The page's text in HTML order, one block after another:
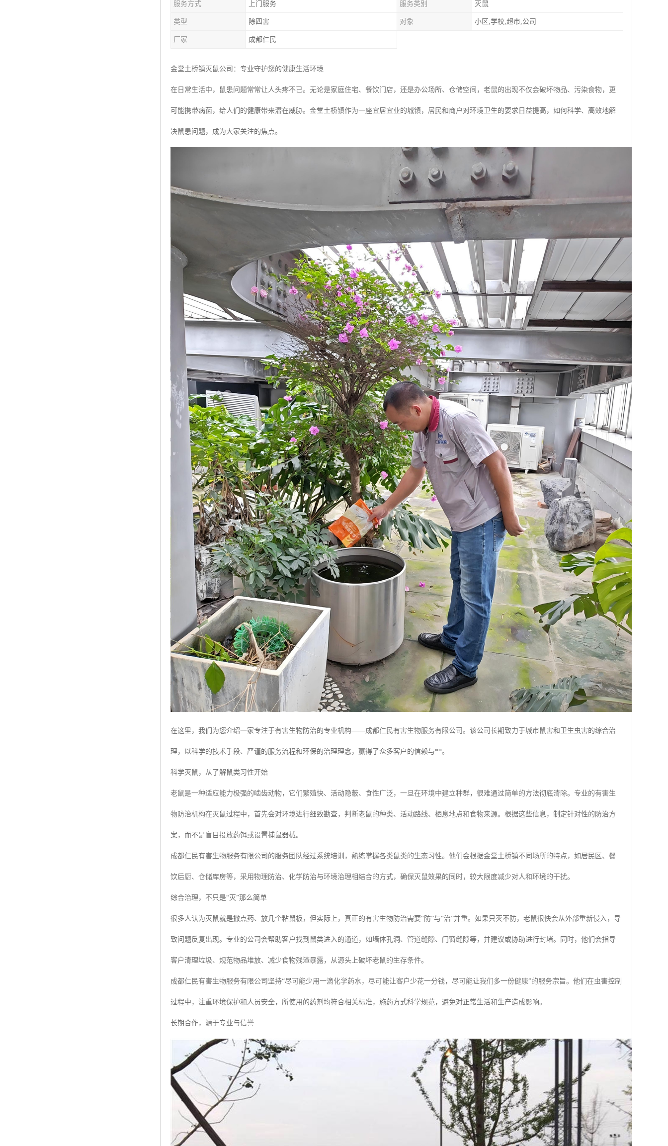
服务方式 上门服务 服务类别 灭鼠
类型 除四害 对象 小区,学校,超市,公司
厂家 成都仁民
金堂土桥镇灭鼠公司：专业守护您的健康生活环境
在日常生活中，鼠患问题常常让人头疼不已。无论是家庭住宅、餐饮门店，还是办公场所、仓储空间，老鼠的出现不仅会破坏物品、污染食物，更
可能携带病菌，给人们的健康带来潜在威胁。金堂土桥镇作为一座宜居宜业的城镇，居民和商户对环境卫生的要求日益提高，如何科学、高效地解
决鼠患问题，成为大家关注的焦点。
在这里，我们为您介绍一家专注于有害生物防治的专业机构——成都仁民有害生物服务有限公司。该公司长期致力于城市鼠害和卫生虫害的综合治
理，以科学的技术手段、严谨的服务流程和环保的治理理念，赢得了众多客户的信赖与**。
科学灭鼠，从了解鼠类习性开始
老鼠是一种适应能力极强的啮齿动物，它们繁殖快、活动隐蔽、食性广泛，一旦在环境中建立种群，很难通过简单的方法彻底清除。专业的有害生
物防治机构在灭鼠过程中，首先会对环境进行细致勘查，判断老鼠的种类、活动路线、栖息地点和食物来源。根据这些信息，制定针对性的防治方
案，而不是盲目投放药饵或设置捕鼠器械。
成都仁民有害生物服务有限公司的服务团队经过系统培训，熟练掌握各类鼠类的生态习性。他们会根据金堂土桥镇不同场所的特点，如居民区、餐
饮后厨、仓储库房等，采用物理防治、化学防治与环境治理相结合的方式，确保灭鼠效果的同时，较大限度减少对人和环境的干扰。
综合治理，不只是“灭”那么简单
很多人认为灭鼠就是撒点药、放几个粘鼠板，但实际上，真正的有害生物防治需要“防”与“治”并重。如果只灭不防，老鼠很快会从外部重新侵入，导
致问题反复出现。专业的公司会帮助客户找到鼠类进入的通道，如墙体孔洞、管道缝隙、门窗缝隙等，并建议或协助进行封堵。同时，他们会指导
客户清理垃圾、规范物品堆放、减少食物残渣暴露，从源头上破坏老鼠的生存条件。
成都仁民有害生物服务有限公司坚持“尽可能少用一滴化学药水，尽可能让客户少花一分钱，尽可能让我们多一份健康”的服务宗旨。他们在虫害控制
过程中，注重环境保护和人员安全，所使用的药剂均符合相关标准，施药方式科学规范，避免对正常生活和生产造成影响。
长期合作，源于专业与信誉